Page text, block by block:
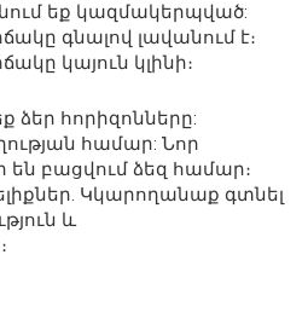
եք կազմակերպված:
գնալով լավանում է։
կայուն կլինի։
ձեր հորիզոնները:
համար: Նոր
են բացվում ձեզ համար։
Կկարողանաք գտնել
և